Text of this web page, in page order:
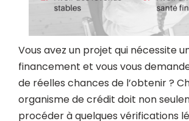
Vous avez un projet qui nécessite
financement et vous vous
de réelles chances de l’obtenir ?
organisme de crédit doit non
procéder à quelques vérifications